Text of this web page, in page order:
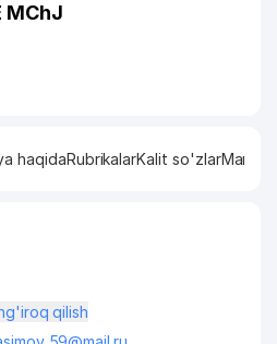
MChJ
haqidaRubrikalarKalit so'zlarManzil
qilish